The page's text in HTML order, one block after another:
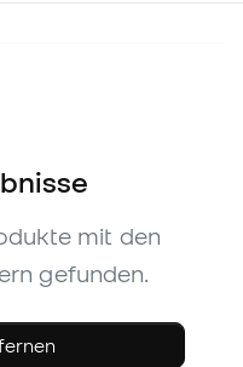
mit den
gefunden.